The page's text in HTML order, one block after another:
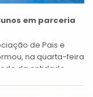
em parceria
de Pais e
na quarta-feira
da entidade,